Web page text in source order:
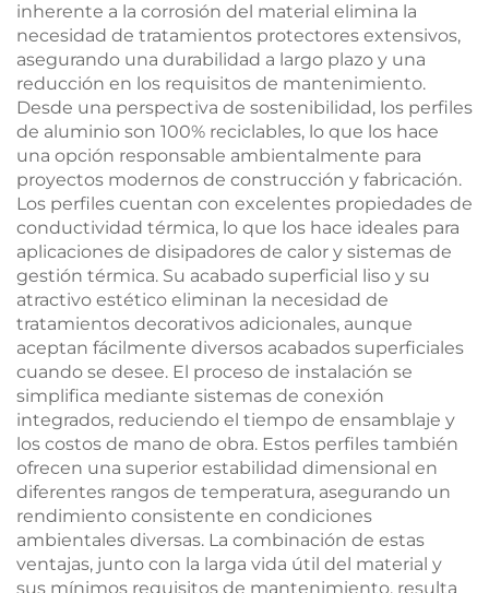
inherente a la corrosión del material elimina la
necesidad de tratamientos protectores extensivos,
asegurando una durabilidad a largo plazo y una
reducción en los requisitos de mantenimiento.
Desde una perspectiva de sostenibilidad, los perfiles
de aluminio son 100% reciclables, lo que los hace
una opción responsable ambientalmente para
proyectos modernos de construcción y fabricación.
Los perfiles cuentan con excelentes propiedades de
conductividad térmica, lo que los hace ideales para
aplicaciones de disipadores de calor y sistemas de
gestión térmica. Su acabado superficial liso y su
atractivo estético eliminan la necesidad de
tratamientos decorativos adicionales, aunque
aceptan fácilmente diversos acabados superficiales
cuando se desee. El proceso de instalación se
simplifica mediante sistemas de conexión
integrados, reduciendo el tiempo de ensamblaje y
los costos de mano de obra. Estos perfiles también
ofrecen una superior estabilidad dimensional en
diferentes rangos de temperatura, asegurando un
rendimiento consistente en condiciones
ambientales diversas. La combinación de estas
ventajas, junto con la larga vida útil del material y
sus mínimos requisitos de mantenimiento, resulta